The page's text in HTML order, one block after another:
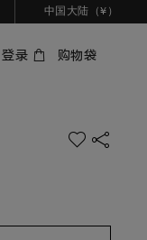
中国大陆（¥）
登录 购物袋